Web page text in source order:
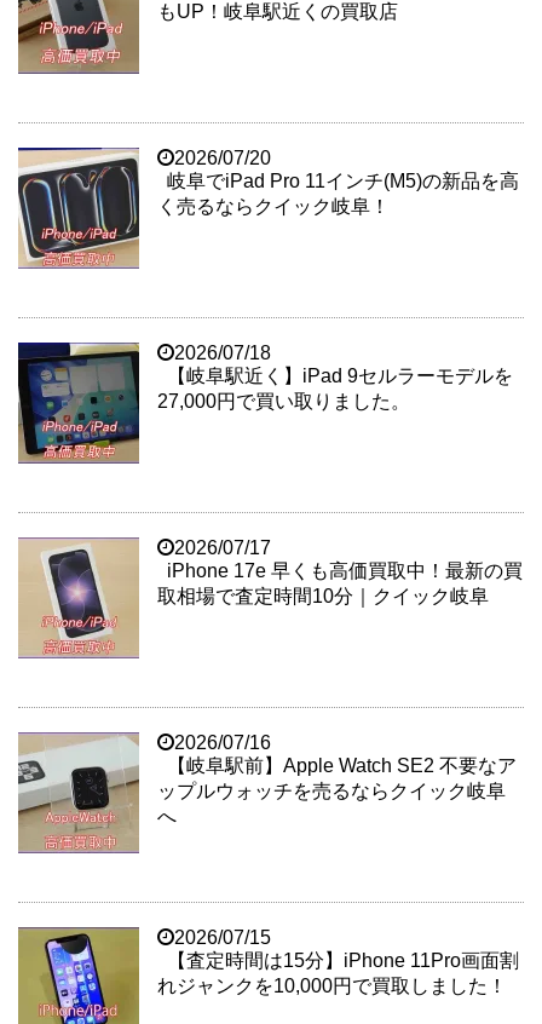
もUP！岐阜駅近くの買取店
2026/07/20
岐阜でiPad Pro 11インチ(M5)の新品を高
く売るならクイック岐阜！
2026/07/18
【岐阜駅近く】iPad 9セルラーモデルを
27,000円で買い取りました。
2026/07/17
iPhone 17e 早くも高価買取中！最新の買
取相場で査定時間10分｜クイック岐阜
2026/07/16
【岐阜駅前】Apple Watch SE2 不要なア
ップルウォッチを売るならクイック岐阜
へ
2026/07/15
【査定時間は15分】iPhone 11Pro画面割
れジャンクを10,000円で買取しました！